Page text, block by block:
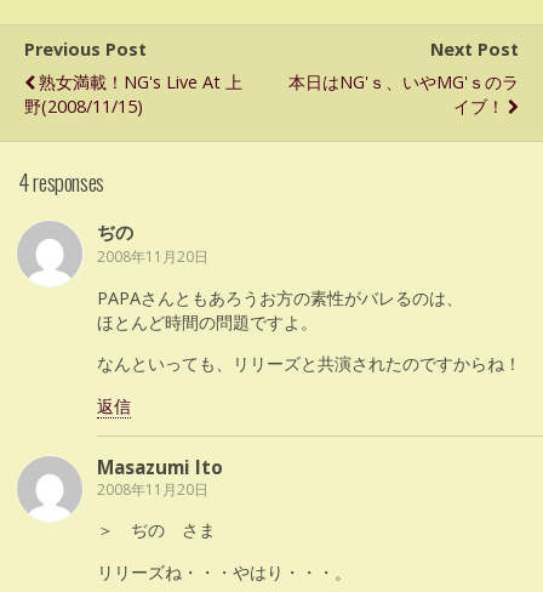
Previous Post
熟女満載！NG's Live At 上
野(2008/11/15)
Next Post
本日はNG'ｓ、いやMG'ｓのラ
イブ！
4 responses
ぢの
2008年11月20日
PAPAさんともあろうお方の素性がバレるのは、
ほとんど時間の問題ですよ。
なんといっても、リリーズと共演されたのですからね！
返信
Masazumi Ito
2008年11月20日
＞ ぢの さま
リリーズね・・・やはり・・・。